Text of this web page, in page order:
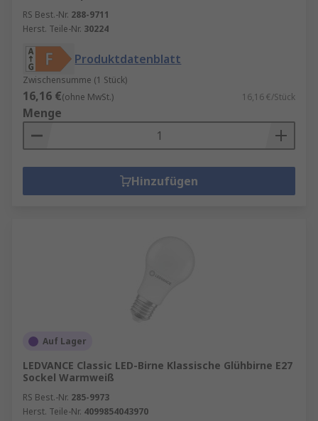
RS Best.-Nr. 288-9711
Herst. Teile-Nr. 30224
Produktdatenblatt
Zwischensumme (1 Stück)
16,16 €(ohne MwSt.) 16,16 €/Stück
Menge
Hinzufügen
Auf Lager
LEDVANCE Classic LED-Birne Klassische Glühbirne E27
Sockel Warmweiß
RS Best.-Nr. 285-9973
Herst. Teile-Nr. 4099854043970